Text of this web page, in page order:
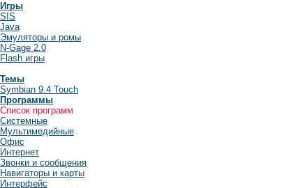
Игры
SIS
Java
Эмуляторы и ромы
N-Gage 2.0
Flash игры
Темы
Symbian 9.4 Touch
Программы
Список программ
Системные
Мультимедийные
Офис
Интернет
Звонки и сообщения
Навигаторы и карты
Интерфейс